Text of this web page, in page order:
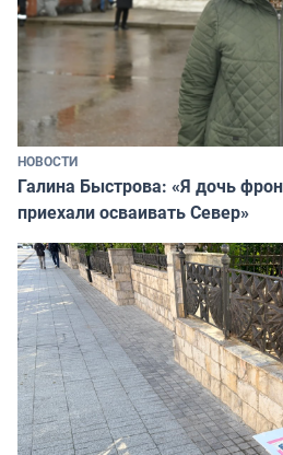
НОВОСТИ
Галина Быстрова: «Я дочь
приехали осваивать Север»